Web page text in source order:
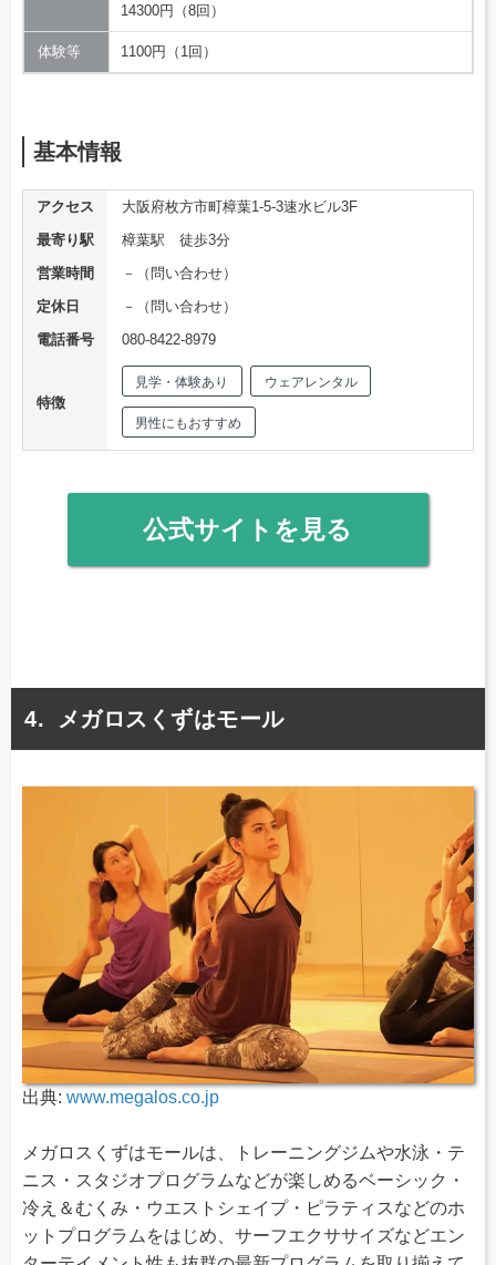
14300円（8回）
体験等 1100円（1回）
基本情報
アクセス
大阪府枚方市町樟葉1-5-3速水ビル3F
最寄り駅
樟葉駅 徒歩3分
営業時間
－（問い合わせ）
定休日
－（問い合わせ）
電話番号
080-8422-8979
特徴
見学・体験あり ウェアレンタル
男性にもおすすめ
公式サイトを見る
メガロスくずはモール
出典: www.megalos.co.jp
メガロスくずはモールは、トレーニングジムや水泳・テ
ニス・スタジオプログラムなどが楽しめるベーシック・
冷え＆むくみ・ウエストシェイプ・ピラティスなどのホ
ットプログラムをはじめ、サーフエクササイズなどエン